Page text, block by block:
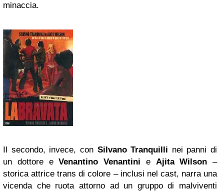
minaccia.
Il secondo, invece, con Silvano Tranquilli nei panni di
un dottore eVenantino Venantini e Ajita Wilson –
storica attrice trans di colore – inclusi nel cast, narra una
vicenda che ruota attorno ad un gruppo di malviventi